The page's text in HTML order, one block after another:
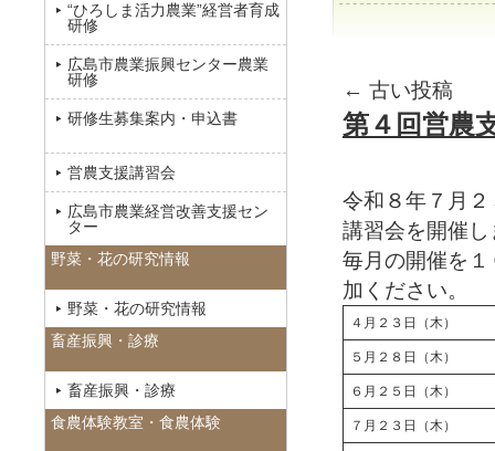
← 古い投稿
第４回営農
令和８年７月
講習会を開催し
毎月の開催を
加ください。
４月２３日（木）
５月２８日（木）
６月２５日（木）
７月２３日（木）
“ひろしま活力農業”経営者育成
研修
広島市農業振興センター農業
研修
研修生募集案内・申込書
営農支援講習会
広島市農業経営改善支援セン
ター
野菜・花の研究情報
野菜・花の研究情報
畜産振興・診療
畜産振興・診療
食農体験教室・食農体験